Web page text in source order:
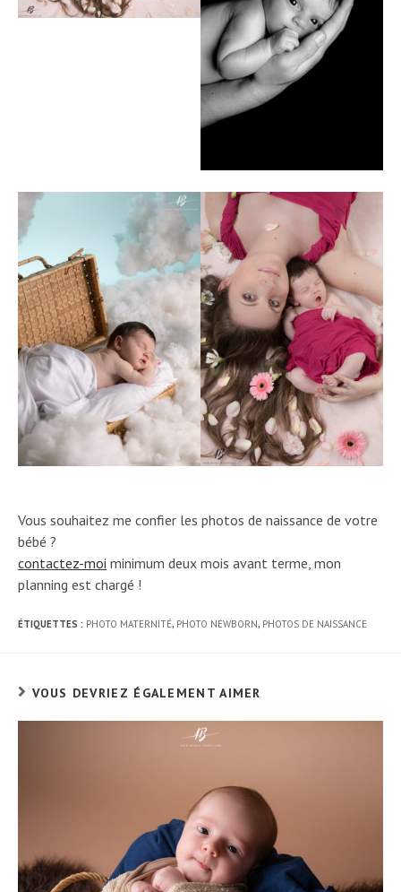
Vous souhaitez me confier les photos de naissance de votre
bébé ?
contactez-moi minimum deux mois avant terme, mon
planning est chargé !
ÉTIQUETTES : PHOTO MATERNITÉ, PHOTO NEWBORN, PHOTOS DE NAISSANCE
VOUS DEVRIEZ ÉGALEMENT AIMER